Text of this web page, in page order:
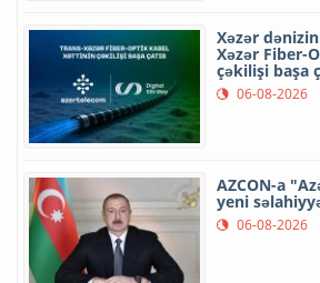
Xəzər
Xəzər Fiber-
çəkilişi başa
06-08-2026
AZCON-a
yeni
06-08-2026